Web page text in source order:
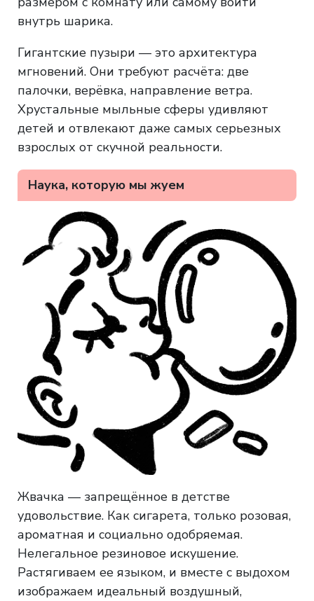
внутрь шарика.
Гигантские пузыри — это архитектура
мгновений. Они требуют расчёта: две
палочки, верёвка, направление ветра.
Хрустальные мыльные сферы удивляют
детей и отвлекают даже самых серьезных
взрослых от скучной реальности.
Наука, которую мы жуем
Жвачка — запрещённое в детстве
удовольствие. Как сигарета, только розовая,
ароматная и социально одобряемая.
Нелегальное резиновое искушение.
Растягиваем ее языком, и вместе с выдохом
изображаем идеальный воздушный,